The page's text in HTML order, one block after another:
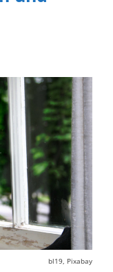
bl19, Pixabay